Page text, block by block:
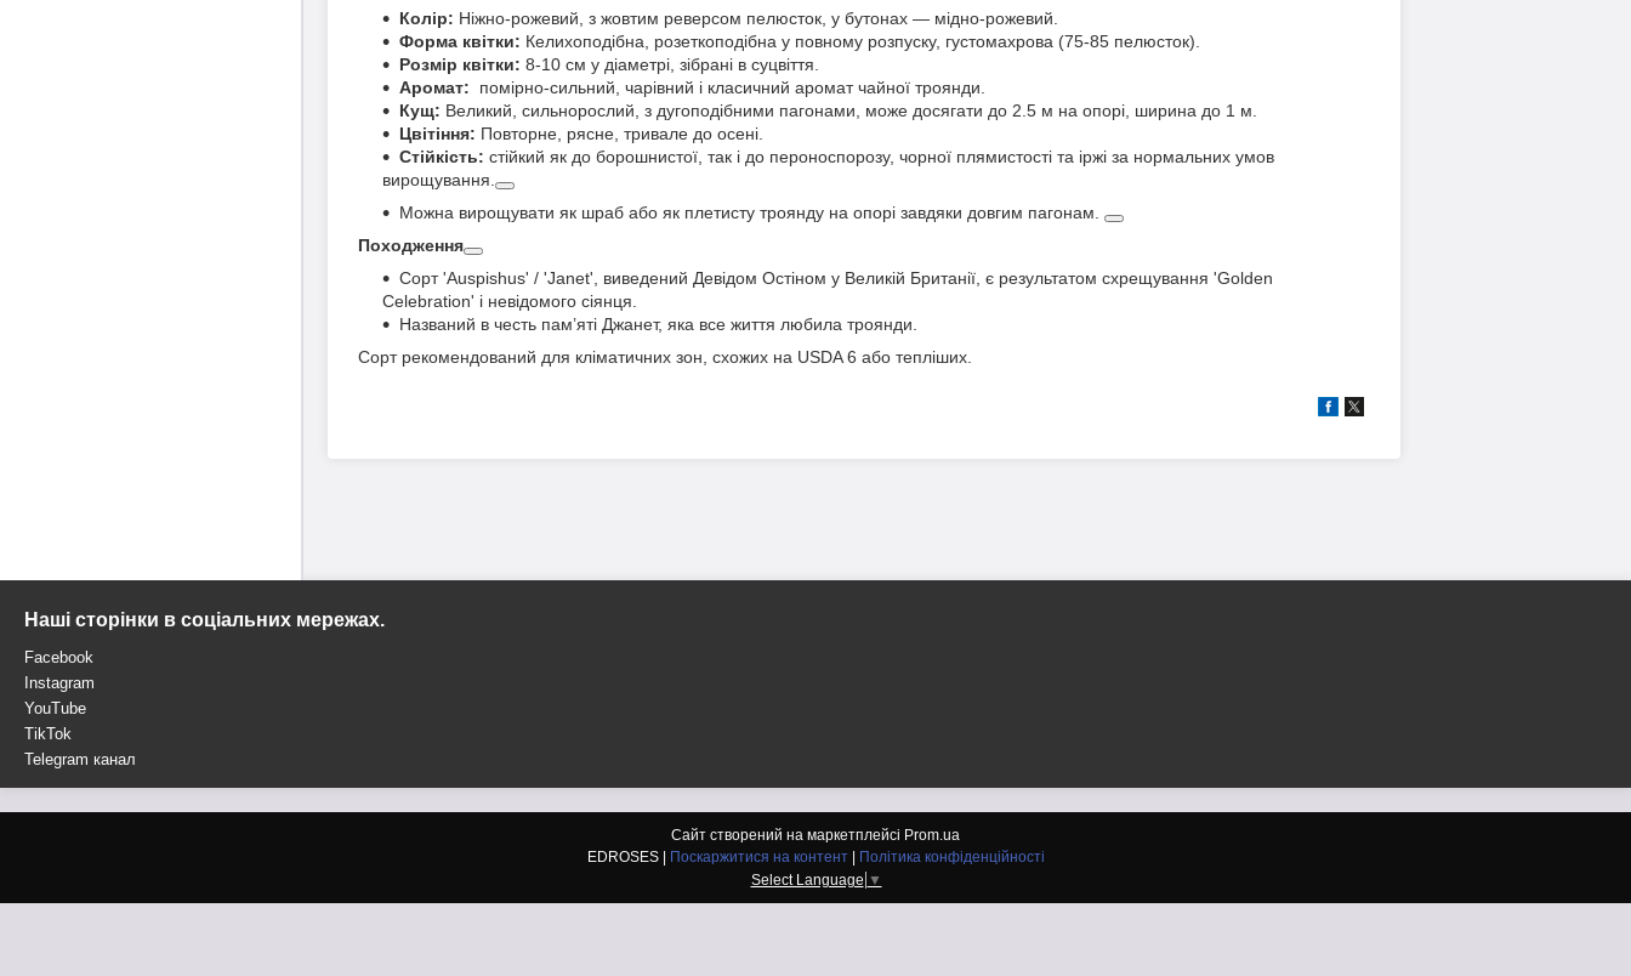
Колір: Ніжно-рожевий, з жовтим реверсом пелюсток, у бутонах — мідно-рожевий.
Форма квітки: Келихоподібна, розеткоподібна у повному розпуску, густомахрова (75-85 пелюсток).
Розмір квітки: 8-10 см у діаметрі, зібрані в суцвіття.
Аромат: помірно-сильний, чарівний і класичний аромат чайної троянди.
Кущ: Великий, сильнорослий, з дугоподібними пагонами, може досягати до 2.5 м на опорі, ширина до 1 м.
Цвітіння: Повторне, рясне, тривале до осені.
Стійкість: стійкий як до борошнистої, так і до пероноспорозу, чорної плямистості та іржі за нормальних умов
вирощування.
Можна вирощувати як шраб або як плетисту троянду на опорі завдяки довгим пагонам.
Походження
Сорт 'Auspishus' / 'Janet', виведений Девідом Остіном у Великій Британії, є результатом схрещування 'Golden
Celebration' і невідомого сіянця.
Названий в честь пам’яті Джанет, яка все життя любила троянди.
Сорт рекомендований для кліматичних зон, схожих на USDA 6 або тепліших.
Наші сторінки в соціальних мережах.
Facebook
Instagram
YouTube
TikTok
Telegram канал
Сайт створений на маркетплейсі Prom.ua
Поскаржитися на контент
Політика конфіденційності
Select Language ▼